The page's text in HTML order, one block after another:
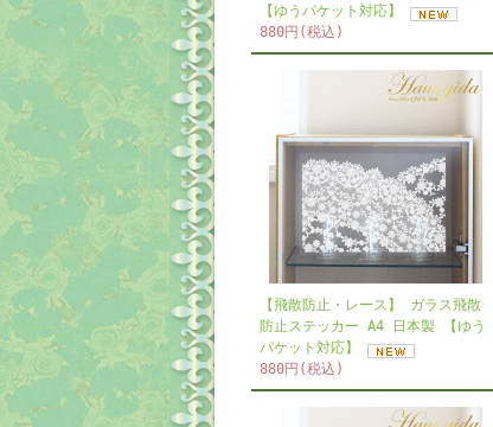
【ゆうパケット対応】
880円(税込)
【飛散防止・レース】 ガラス飛散
防止ステッカー A4 日本製 【ゆう
パケット対応】
880円(税込)